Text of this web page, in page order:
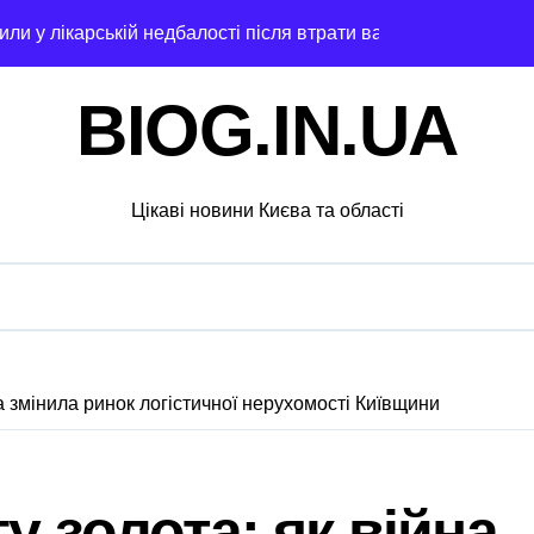
у лікарській недбалості після втрати вагітності після
Захисників у Києві: умови отримання до 40 тисяч
у чехів понад 12 млн грн: організаторів чекає судові
грн компенсацій: фінансова підтримка для постраждалих
звинувачення: 6 квартир у Києві, апартаменти в
BIOG.IN.UA
Цікаві новини Києва та області
ринок логістичної нерухомості Київщини